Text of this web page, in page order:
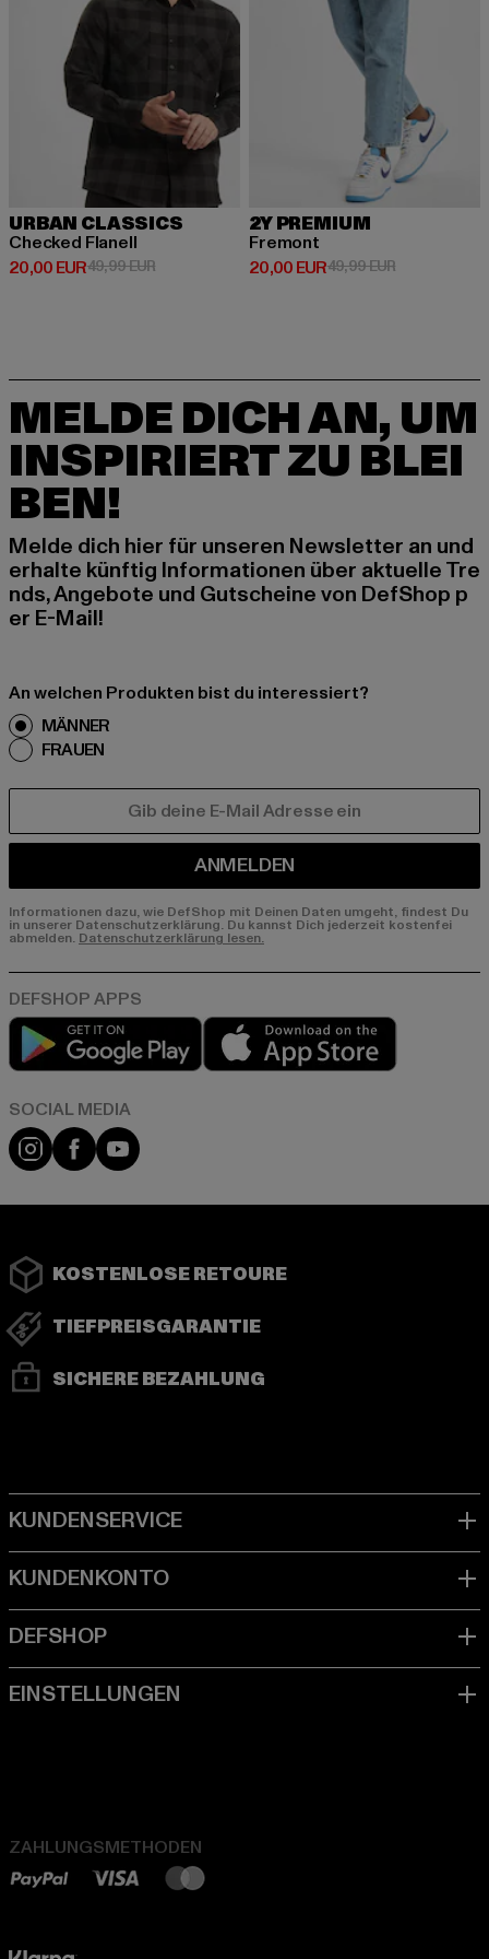
URBAN CLASSICS
Checked Flanell
20,00 EUR
Derzeitiger Preis: 20,00 EUR
49,99 EURAktionspreis: 49,99 EUR
2Y PREMIUM
Fremont
20,00 EUR
Derzeitiger Preis: 20,00 EUR
49,99 EURAktionspreis:
MELDE DICH AN, UM
INSPIRIERT ZU BLEI
BEN!
Melde dich hier für unseren Newsletter an und
erhalte künftig Informationen über aktuelle Tre
nds, Angebote und Gutscheine von DefShop p
er E-Mail!
An welchen Produkten bist du interessiert?
MÄNNER
FRAUEN
ANMELDEN
Informationen dazu, wie DefShop mit Deinen Daten umgeht, findest Du
in unserer Datenschutzerklärung. Du kannst Dich jederzeit kostenfei
abmelden. Datenschutzerklärung lesen.
Play market
Instagram
FacebookYouTube
KOSTENLOSE RETOURE
TIEFPREISGARANTIE
SICHERE BEZAHLUNG
ZAHLUNGSMETHODEN